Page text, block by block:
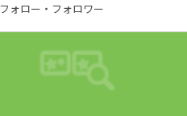
フォロー・フォロワー